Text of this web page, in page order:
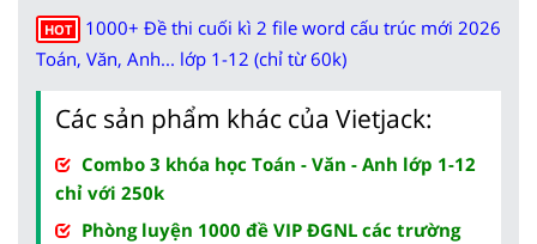
HOT
1000+ Đề thi cuối kì 2 file word cấu trúc mới 2026
Toán, Văn, Anh... lớp 1-12 (chỉ từ 60k)
Các sản phẩm khác của Vietjack:
Combo 3 khóa học Toán - Văn - Anh lớp 1-12
chỉ với 250k
Phòng luyện 1000 đề VIP ĐGNL các trường